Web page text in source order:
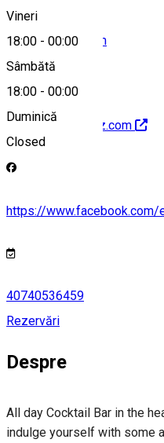
Vineri
18:00 - 00:00
Sâmbătă
18:00 - 00:00
Duminică
Closed
hello@ellixirz.com
http://www.ellixirz.com
https://
40740536459
Rezervări
Despre
All day Cocktail Bar in the
indulge yourself with some